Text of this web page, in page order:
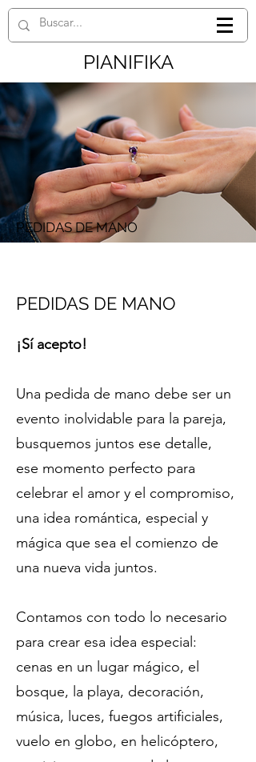
PIANIFIKA
PEDIDAS DE MANO
PEDIDAS DE MANO
¡Sí acepto!
Una pedida de mano debe ser un
evento inolvidable para la pareja,
busquemos juntos ese detalle,
ese momento perfecto para
celebrar el amor y el compromiso,
una idea romántica, especial y
mágica que sea el comienzo de
una nueva vida juntos.
Contamos con todo lo necesario
para crear esa idea especial:
cenas en un lugar mágico, el
bosque, la playa, decoración,
música, luces, fuegos artificiales,
vuelo en globo, en helicóptero,